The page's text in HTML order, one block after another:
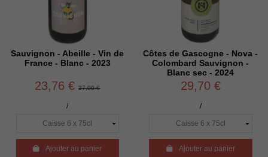
Sauvignon - Abeille - Vin de
France - Blanc - 2023
23,76 €27,00 €
/
Ajouter au panier
Côtes de Gascogne - Nova -
Colombard Sauvignon -
Blanc sec - 2024
29,70 €
/
Ajouter au panier